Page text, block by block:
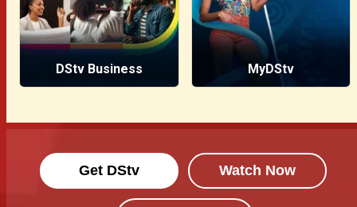
DStv Business MyDStv
Get DStv Watch Now